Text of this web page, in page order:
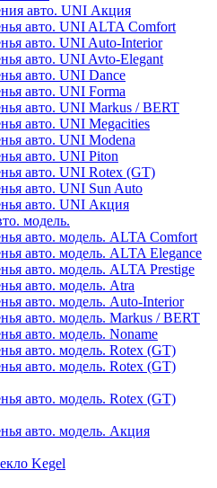
авто. UNI Акция
авто. UNI ALTA Comfort
авто. UNI Auto-Interior
авто. UNI Avto-Elegant
авто. UNI Dance
авто. UNI Forma
авто. UNI Markus / BERT
авто. UNI Megacities
авто. UNI Modena
авто. UNI Piton
авто. UNI Rotex (GT)
авто. UNI Sun Auto
авто. UNI Акция
модель.
авто. модель. ALTA Comfort
авто. модель. ALTA Elegance
авто. модель. ALTA Prestige
авто. модель. Atra
авто. модель. Auto-Interior
авто. модель. Markus / BERT
авто. модель. Noname
авто. модель. Rotex (GT)
авто. модель. Rotex (GT)
авто. модель. Rotex (GT)
авто. модель. Акция
Kegel